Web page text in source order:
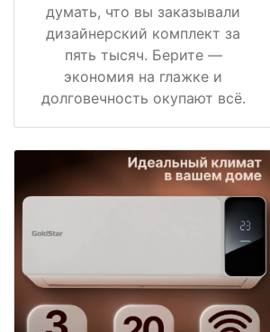
думать, что вы заказывали
дизайнерский комплект за
пять тысяч. Берите —
экономия на глажке и
долговечность окупают всё.